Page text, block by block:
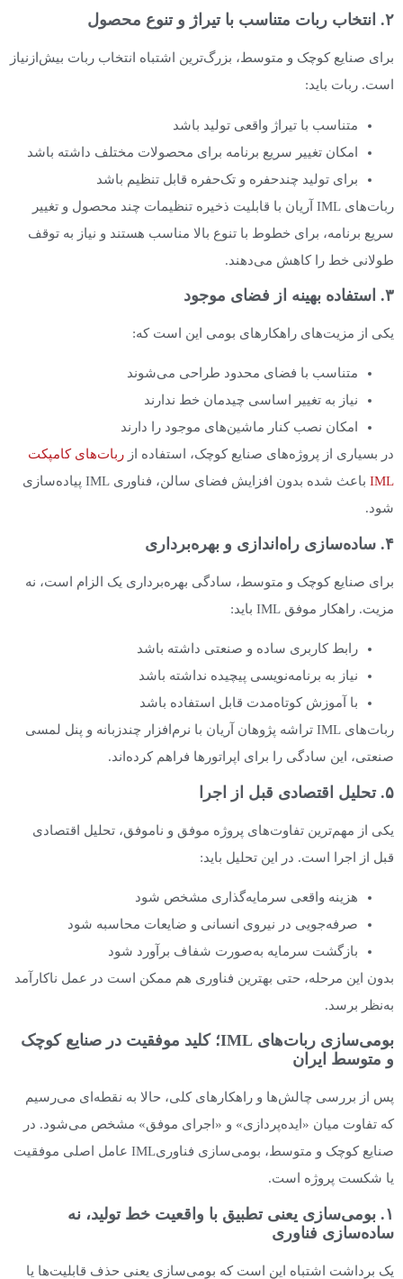
۲. انتخاب ربات متناسب با تیراژ و تنوع محصول
برای صنایع کوچک و متوسط، بزرگ‌ترین اشتباه انتخاب ربات بیش‌ازنیاز
است. ربات باید:
متناسب با تیراژ واقعی تولید باشد
امکان تغییر سریع برنامه برای محصولات مختلف داشته باشد
برای تولید چندحفره و تک‌حفره قابل تنظیم باشد
ربات‌های IML آریان با قابلیت ذخیره تنظیمات چند محصول و تغییر
سریع برنامه، برای خطوط با تنوع بالا مناسب هستند و نیاز به توقف
طولانی خط را کاهش می‌دهند.
۳. استفاده بهینه از فضای موجود
یکی از مزیت‌های راهکارهای بومی این است که:
متناسب با فضای محدود طراحی می‌شوند
نیاز به تغییر اساسی چیدمان خط ندارند
امکان نصب کنار ماشین‌های موجود را دارند
در بسیاری از پروژه‌های صنایع کوچک، استفاده از ربات‌های کامپکت
IML
باعث شده بدون افزایش فضای سالن، فناوری IML پیاده‌سازی
شود.
۴. ساده‌سازی راه‌اندازی و بهره‌برداری
برای صنایع کوچک و متوسط، سادگی بهره‌برداری یک الزام است، نه
مزیت. راهکار موفق IML باید:
رابط کاربری ساده و صنعتی داشته باشد
نیاز به برنامه‌نویسی پیچیده نداشته باشد
با آموزش کوتاه‌مدت قابل استفاده باشد
ربات‌های IML تراشه پژوهان آریان با نرم‌افزار چندزبانه و پنل لمسی
صنعتی، این سادگی را برای اپراتورها فراهم کرده‌اند.
۵. تحلیل اقتصادی قبل از اجرا
یکی از مهم‌ترین تفاوت‌های پروژه موفق و ناموفق، تحلیل اقتصادی
قبل از اجرا است. در این تحلیل باید:
هزینه واقعی سرمایه‌گذاری مشخص شود
صرفه‌جویی در نیروی انسانی و ضایعات محاسبه شود
بازگشت سرمایه به‌صورت شفاف برآورد شود
بدون این مرحله، حتی بهترین فناوری هم ممکن است در عمل ناکارآمد
به‌نظر برسد.
بومی‌سازی ربات‌های IML؛ کلید موفقیت در صنایع کوچک
و متوسط ایران
پس از بررسی چالش‌ها و راهکارهای کلی، حالا به نقطه‌ای می‌رسیم
که تفاوت میان «ایده‌پردازی» و «اجرای موفق» مشخص می‌شود. در
صنایع کوچک و متوسط، بومی‌سازی فناوریIML عامل اصلی موفقیت
یا شکست پروژه است.
۱. بومی‌سازی یعنی تطبیق با واقعیت خط تولید، نه
ساده‌سازی فناوری
یک برداشت اشتباه این است که بومی‌سازی یعنی حذف قابلیت‌ها یا